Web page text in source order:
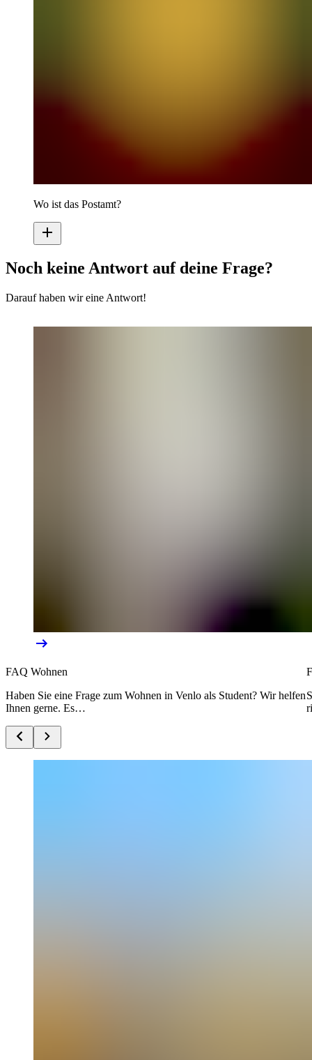
Wo ist das Postamt?
Noch keine Antwort auf deine Frage?
Darauf haben wir eine Antwort!
FAQ Wohnen
Haben Sie eine Frage zum Wohnen in Venlo als Student? Wir helfen
Ihnen gerne. Es…